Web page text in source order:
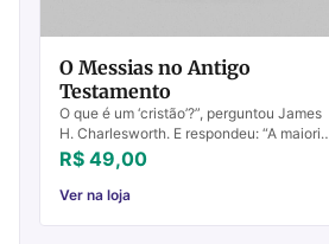
O Messias no Antigo
Testamento
O que é um ‘cristão’?”, perguntou James
H. Charlesworth. E respondeu: “A maioria
das pessoas responderia: quem acredita
que Jesus de Nazaré era ‘o Cristo’ qu...
R$ 49,00
Ver na loja